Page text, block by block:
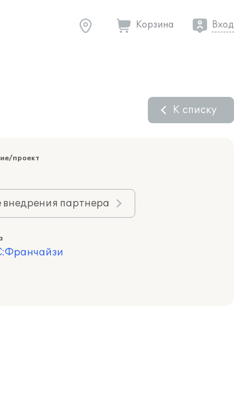
Корзина Вход
К списку
проект
внедрения партнера